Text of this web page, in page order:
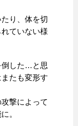
り、体を切
ていない様
倒した…と思
たも変形す
撃によって
。